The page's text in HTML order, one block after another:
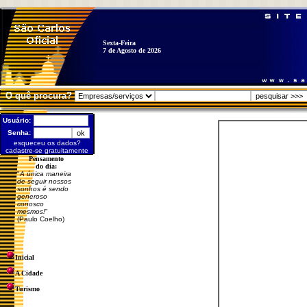
Sexta-Feira
7 de Agosto de 2026
O quê procura?
Usuário:
Senha:
esqueceu os dados?
cadastre-se gratuitamente
Pensamento
do dia:
"A única maneira
de seguir nossos
sonhos é sendo
generoso
conosco
mesmos!"
(Paulo Coelho)
Inicial
A Cidade
Turismo